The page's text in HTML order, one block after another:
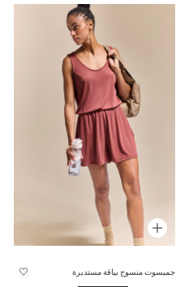
جمبسوت منسوج بياقة مستديرة